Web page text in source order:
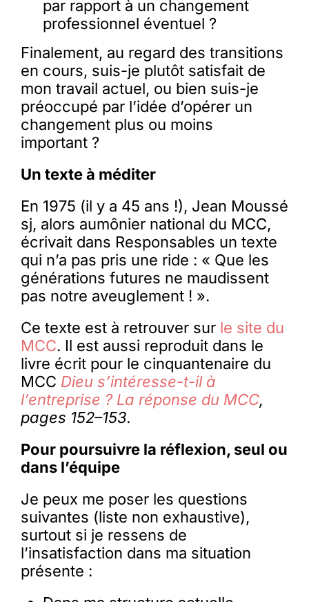
par rapport à un changement
professionnel éventuel ?
Finalement, au regard des transitions
en cours, suis-je plutôt satisfait de
mon travail actuel, ou bien suis-je
préoccupé par l’idée d’opérer un
changement plus ou moins
important ?
Un texte à méditer
En 1975 (il y a 45 ans !), Jean Moussé
sj, alors aumônier national du MCC,
écrivait dans Responsables un texte
qui n’a pas pris une ride : « Que les
générations futures ne maudissent
pas notre aveuglement ! ».
Ce texte est à retrouver sur le site du
MCC. Il est aussi reproduit dans le
livre écrit pour le cinquantenaire du
MCC Dieu s’intéresse-t-il à
l’entreprise ? La réponse du MCC,
pages 152–153.
Pour poursuivre la réflexion, seul ou
dans l’équipe
Je peux me poser les questions
suivantes (liste non exhaustive),
surtout si je ressens de
l’insatisfaction dans ma situation
présente :